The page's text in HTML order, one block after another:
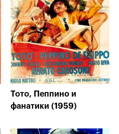
Тото, Пеппино и
фанатики (1959)